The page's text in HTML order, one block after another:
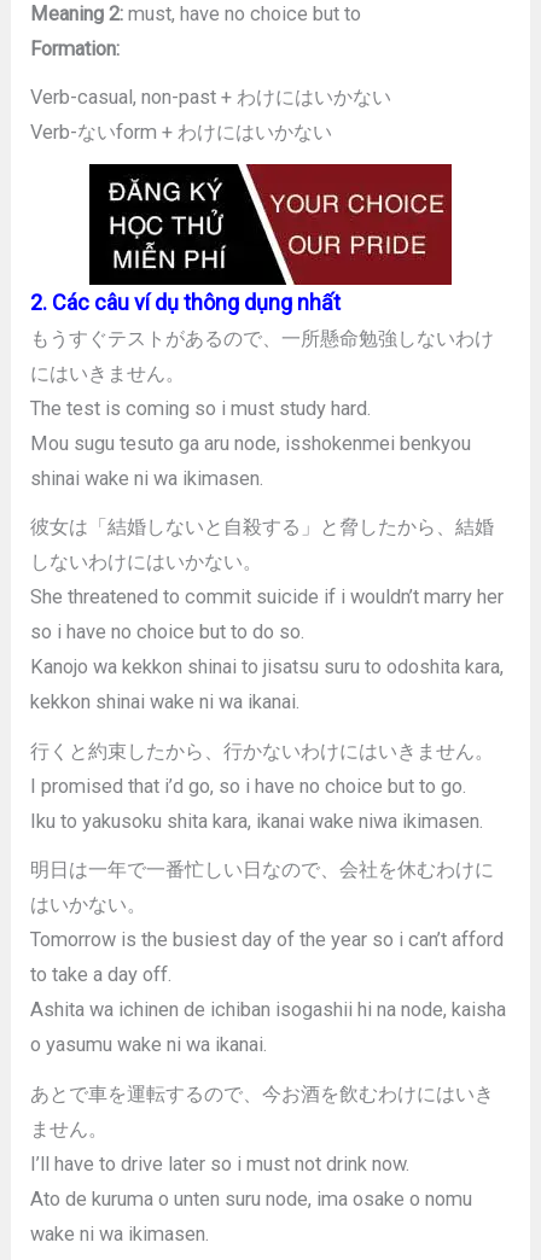
Meaning 2: must, have no choice but to
Formation:
Verb-casual, non-past + わけにはいかない
Verb-ないform + わけにはいかない
2. Các câu ví dụ thông dụng nhất
もうすぐテストがあるので、一所懸命勉強しないわけ
にはいきません。
The test is coming so i must study hard.
Mou sugu tesuto ga aru node, isshokenmei benkyou
shinai wake ni wa ikimasen.
彼女は「結婚しないと自殺する」と脅したから、結婚
しないわけにはいかない。
She threatened to commit suicide if i wouldn’t marry her
so i have no choice but to do so.
Kanojo wa kekkon shinai to jisatsu suru to odoshita kara,
kekkon shinai wake ni wa ikanai.
行くと約束したから、行かないわけにはいきません。
I promised that i’d go, so i have no choice but to go.
Iku to yakusoku shita kara, ikanai wake niwa ikimasen.
明日は一年で一番忙しい日なので、会社を休むわけに
はいかない。
Tomorrow is the busiest day of the year so i can’t afford
to take a day off.
Ashita wa ichinen de ichiban isogashii hi na node, kaisha
o yasumu wake ni wa ikanai.
あとで車を運転するので、今お酒を飲むわけにはいき
ません。
I’ll have to drive later so i must not drink now.
Ato de kuruma o unten suru node, ima osake o nomu
wake ni wa ikimasen.